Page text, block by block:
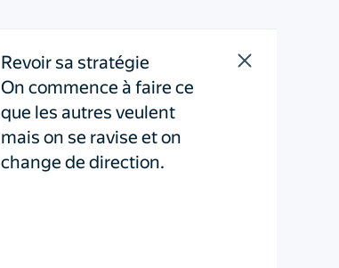
Revoir sa stratégie
On commence à faire ce
que les autres veulent
mais on se ravise et on
change de direction.